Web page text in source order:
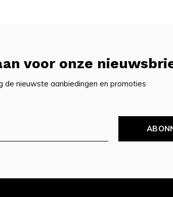
voor onze
de nieuwste aanbiedingen en promoties